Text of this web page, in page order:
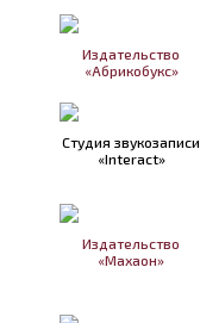
Издательство
«Абрикобукс»
Студия звукозаписи
«Interact»
Издательство
«Махаон»